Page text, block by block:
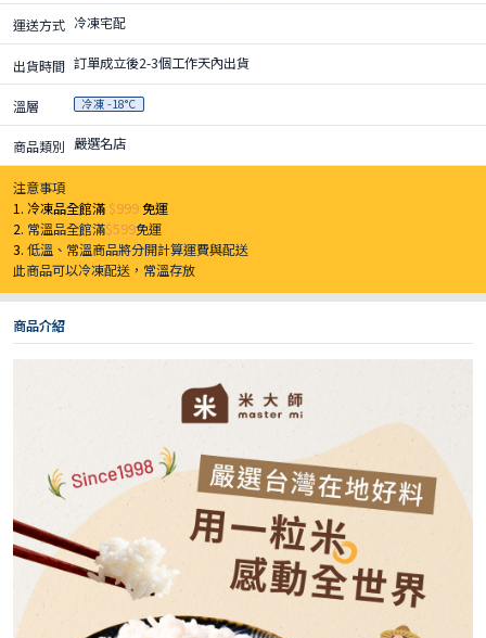
運送方式 冷凍宅配
出貨時間 訂單成立後2-3個工作天內出貨
溫層 冷凍 -18°C
商品類別 嚴選名店
注意事項
1. 冷凍品全館滿 $999免運
2. 常溫品全館滿$599免運
3.低溫、常溫商品將分開計算運費與配送
此商品可以冷凍配送，常溫存放
商品介紹